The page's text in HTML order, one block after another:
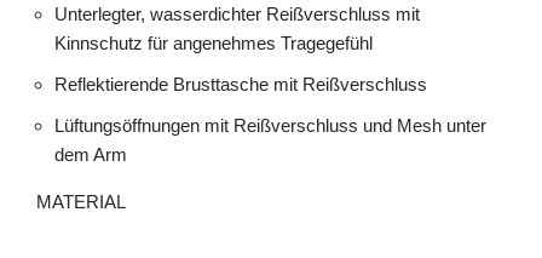
Unterlegter, wasserdichter Reißverschluss mit
Kinnschutz für angenehmes Tragegefühl
Reflektierende Brusttasche mit Reißverschluss
Lüftungsöffnungen mit Reißverschluss und Mesh unter
dem Arm
MATERIAL